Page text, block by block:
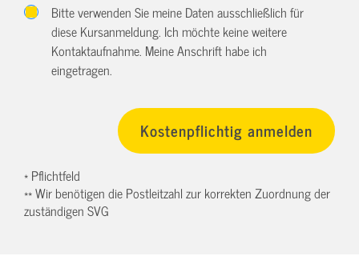
Bitte verwenden Sie meine Daten ausschließlich für
diese Kursanmeldung. Ich möchte keine weitere
Kontaktaufnahme. Meine Anschrift habe ich
eingetragen.
* Pflichtfeld
** Wir benötigen die Postleitzahl zur korrekten Zuordnung der
zuständigen SVG